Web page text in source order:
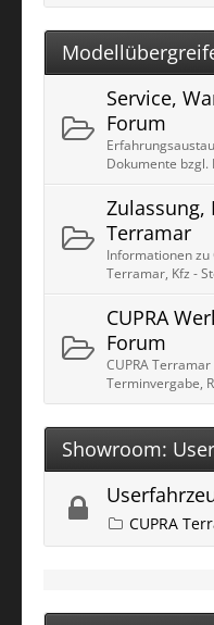
Service,
Forum
Dokumente
Zulassung,
Terramar
Informationen zu
Terramar, Kfz -
CUPRA
Forum
CUPRA
Terminvergabe,
Showroom:
CUPRA